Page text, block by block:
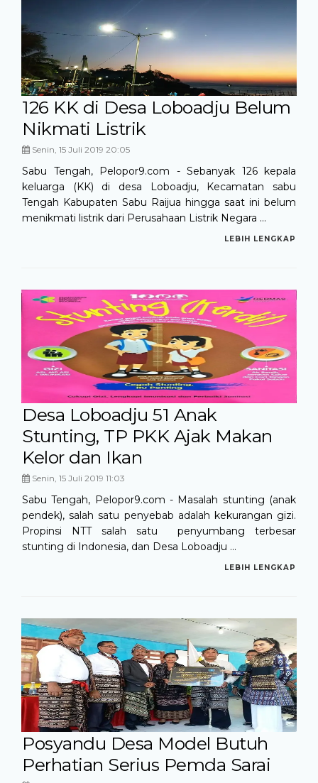
126 KK di Desa Loboadju Belum
Nikmati Listrik
Senin, 15 Juli 2019 20:05
Sabu Tengah, Pelopor9.com - Sebanyak 126 kepala
keluarga (KK) di desa Loboadju, Kecamatan sabu
Tengah Kabupaten Sabu Raijua hingga saat ini belum
menikmati listrik dari Perusahaan Listrik Negara ...
LEBIH LENGKAP
Desa Loboadju 51 Anak
Stunting, TP PKK Ajak Makan
Kelor dan Ikan
Senin, 15 Juli 2019 11:03
Sabu Tengah, Pelopor9.com - Masalah stunting (anak
pendek), salah satu penyebab adalah kekurangan gizi.
Propinsi NTT salah satu penyumbang terbesar
stunting di Indonesia, dan Desa Loboadju ...
LEBIH LENGKAP
Posyandu Desa Model Butuh
Perhatian Serius Pemda Sarai